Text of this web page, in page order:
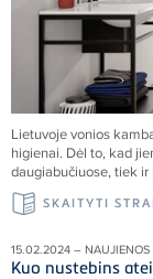
Lietuvoje vonios
higienai. Dėl to, kad
daugiabučiuose, tiek
SKAITYTI
15.02.2024 – NAUJIENOS
Kuo nustebins